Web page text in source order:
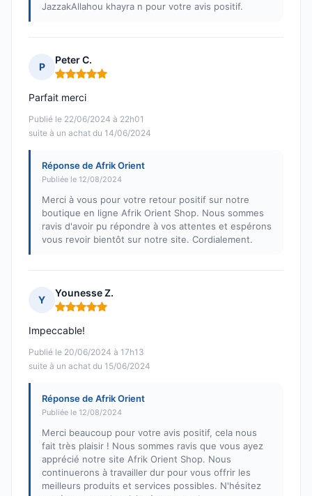
JazzakAllahou khayra n pour votre avis positif.
P
Peter C.
Note : 5 sur 5
Publié le 22/06/2024 à 22h01
suite à un achat du 14/06/2024
Parfait merci
Réponse de Afrik Orient
Publiée le 12/08/2024
Merci à vous pour votre retour positif sur notre
boutique en ligne Afrik Orient Shop. Nous sommes
ravis d'avoir pu répondre à vos attentes et espérons
vous revoir bientôt sur notre site. Cordialement.
Y
Younesse Z.
Note : 5 sur 5
Publié le 20/06/2024 à 17h13
suite à un achat du 15/06/2024
Impeccable!
Réponse de Afrik Orient
Publiée le 12/08/2024
Merci beaucoup pour votre avis positif, cela nous
fait très plaisir ! Nous sommes ravis que vous ayez
apprécié notre site Afrik Orient Shop. Nous
continuerons à travailler dur pour vous offrir les
meilleurs produits et services possibles. N'hésitez